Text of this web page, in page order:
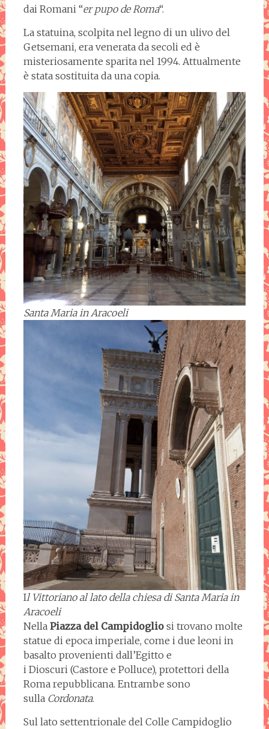
dai Romani “er pupo de Roma“.
La statuina, scolpita nel legno di un ulivo del
Getsemani, era venerata da secoli ed è
misteriosamente sparita nel 1994. Attualmente
è stata sostituita da una copia.
Santa Maria in Aracoeli
Il Vittoriano al lato della chiesa di Santa Maria in
Aracoeli
Nella Piazza del Campidogliosi trovano molte
statue di epoca imperiale, come i due leoni in
basalto provenienti dall’Egitto e
i Dioscuri (Castore e Polluce), protettori della
Roma repubblicana. Entrambe sono
sulla Cordonata.
Sul lato settentrionale del Colle Campidoglio